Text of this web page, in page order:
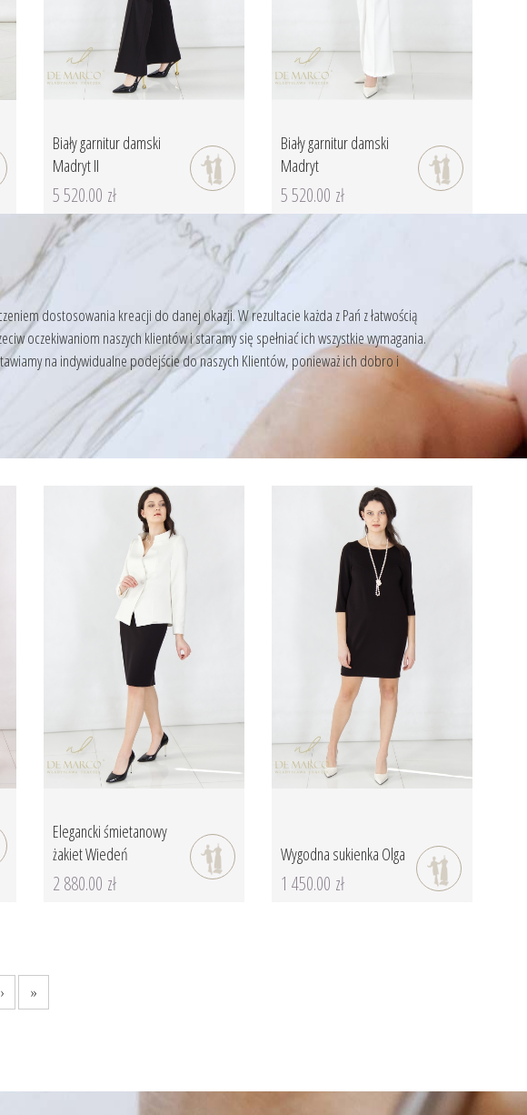
Biały garnitur damski
Madryt II
5 520.00 zł
Biały garnitur damski
Madryt
5 520.00 zł
dostosowania kreacji do danej okazji. W rezultacie każda z Pań z łatwością
oczekiwaniom naszych klientów i staramy się spełniać ich wszystkie wymagania.
na indywidualne podejście do naszych Klientów, ponieważ ich dobro i
Elegancki śmietanowy
żakiet Wiedeń
2 880.00 zł
Wygodna sukienka Olga
1 450.00 zł
› »